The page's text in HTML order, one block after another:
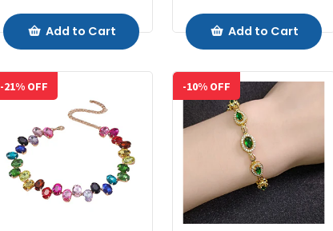
Add to Cart Add to Cart
-21% OFF -10% OFF